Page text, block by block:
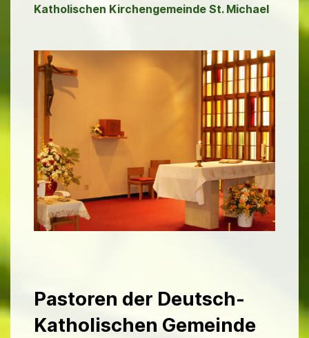
Katholischen Kirchengemeinde St. Michael
Pastoren der Deutsch-
Katholischen Gemeinde